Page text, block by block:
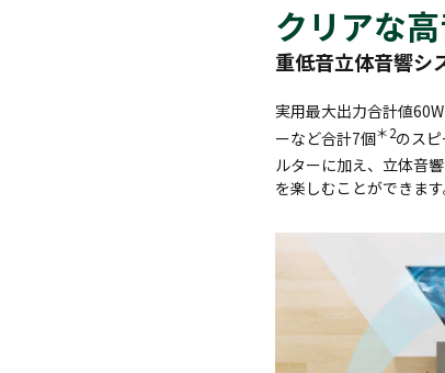
クリアな
重低音立体音響シ
実用最大出力合計値60W
ーなど合計7個＊2のス
ルターに加え、立体音
を楽しむことができます